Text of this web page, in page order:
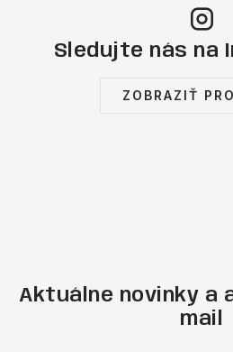
Sledujte nás na
ZOBRAZIŤ
Aktuálne novinky a
mail